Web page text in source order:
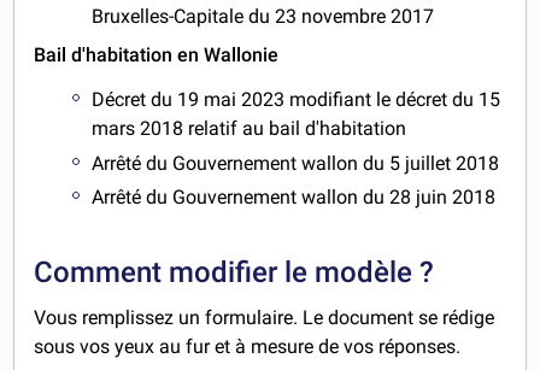
Bruxelles-Capitale du 23 novembre 2017
Bail d'habitation en Wallonie
Décret du 19 mai 2023 modifiant le décret du 15
mars 2018 relatif au bail d'habitation
Arrêté du Gouvernement wallon du 5 juillet 2018
Arrêté du Gouvernement wallon du 28 juin 2018
Comment modifier le modèle ?
Vous remplissez un formulaire. Le document se rédige
sous vos yeux au fur et à mesure de vos réponses.